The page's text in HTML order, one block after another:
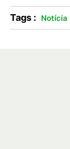
Tags : Notícia